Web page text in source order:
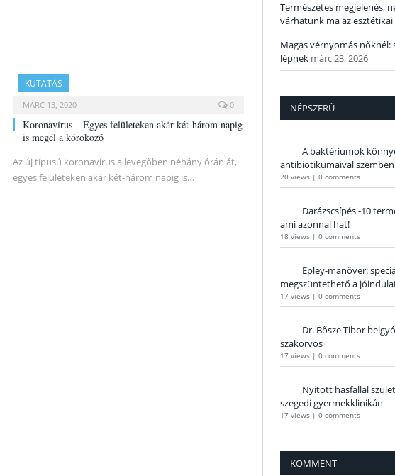
KUTATÁS
MÁRC 13, 2020 0
Koronavírus – Egyes felületeken akár két-három napig
is megél a kórokozó
Az új típusú koronavírus a levegőben néhány órán át,
egyes felületeken akár két-három napig is…
Természetes megjelenés,
várhatunk ma az esztétikai
Magas vérnyomás
lépnek márc 23, 2026
NÉPSZERŰ
A baktériumok
antibiotikumaival szemben
20 views | 0 comments
Darázscsípés -10
ami azonnal hat!
18 views | 0 comments
Epley-manőver:
megszüntethető a
17 views | 0 comments
Dr. Bősze Tibor
szakorvos
17 views | 0 comments
Nyitott hasfallal
szegedi gyermekklinikán
17 views | 0 comments
KOMMENT